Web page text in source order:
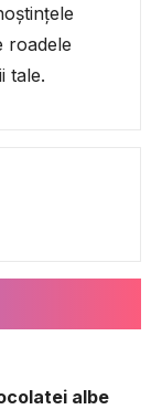
roadele
tale.
albe